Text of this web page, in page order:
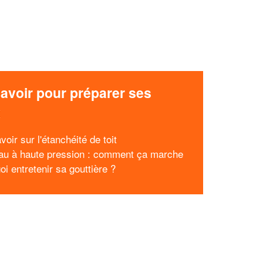
pour préparer ses
sur l'étanchéité de toit
à haute pression : comment ça marche
entretenir sa gouttière ?